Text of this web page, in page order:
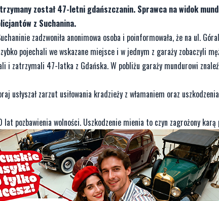
został 47-letni gdańszczanin. Sprawca na widok
z Suchanina.
zadzwoniła anonimowa osoba i poinformowała, że na ul.
pojechali we wskazane miejsce i w jednym z garaży zobaczyli
i zatrzymali 47-latka z Gdańska. W pobliżu garaży mundurowi
usłyszał zarzut usiłowania kradzieży z włamaniem oraz
lat pozbawienia wolności. Uszkodzenie mienia to czyn zagrożony